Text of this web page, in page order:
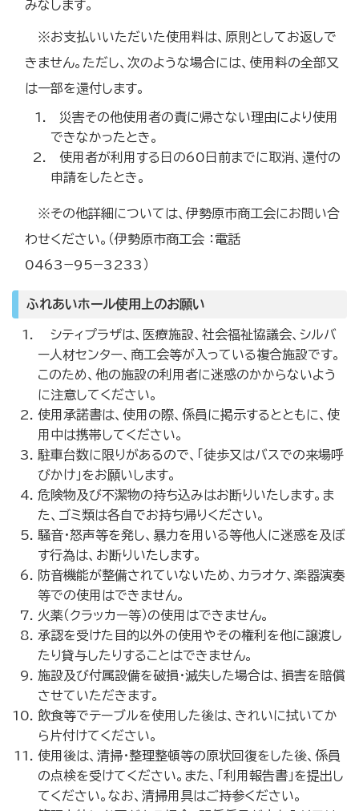
みなします。
※お支払いいただいた使用料は、原則としてお返しで
きません。ただし、次のような場合には、使用料の全部又
は一部を還付します。
災害その他使用者の責に帰さない理由により使用
できなかったとき。
使用者が利用する日の60日前までに取消、還付の
申請をしたとき。
※その他詳細については、伊勢原市商工会にお問い合
わせください。（伊勢原市商工会 ：電話
0463−95−3233）
ふれあいホール使用上のお願い
シティプラザは、医療施設、社会福祉協議会、シルバ
ー人材センター、商工会等が入っている複合施設です。
このため、他の施設の利用者に迷惑のかからないよう
に注意してください。
使用承諾書は、使用の際、係員に掲示するとともに、使
用中は携帯してください。
駐車台数に限りがあるので、「徒歩又はバスでの来場呼
びかけ」をお願いします。
危険物及び不潔物の持ち込みはお断りいたします。ま
た、ゴミ類は各自でお持ち帰りください。
騒音・怒声等を発し、暴力を用いる等他人に迷惑を及ぼ
す行為は、お断りいたします。
防音機能が整備されていないため、カラオケ、楽器演奏
等での使用はできません。
火薬（クラッカー等）の使用はできません。
承認を受けた目的以外の使用やその権利を他に譲渡し
たり貸与したりすることはできません。
施設及び付属設備を破損・滅失した場合は、損害を賠償
させていただきます。
飲食等でテーブルを使用した後は、きれいに拭いてか
ら片付けてください。
使用後は、清掃・整理整頓等の原状回復をした後、係員
の点検を受けてください。また、「利用報告書」を提出し
てください。なお、清掃用具はご持参ください。